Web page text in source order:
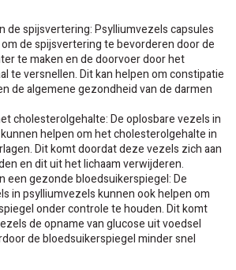
de spijsvertering: Psylliumvezels capsules
de spijsvertering te bevorderen door de
te maken en de doorvoer door het
te versnellen. Dit kan helpen om constipatie
de algemene gezondheid van de darmen
cholesterolgehalte: De oplosbare vezels in
helpen om het cholesterolgehalte in
Dit komt doordat deze vezels zich aan
en dit uit het lichaam verwijderen.
een gezonde bloedsuikerspiegel: De
in psylliumvezels kunnen ook helpen om
onder controle te houden. Dit komt
de opname van glucose uit voedsel
de bloedsuikerspiegel minder snel